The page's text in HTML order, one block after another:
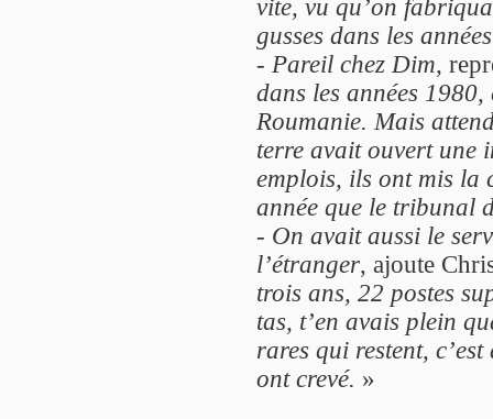
vite, vu qu’on
gusses dans les
- Pareil chez Dim,
dans les années
Roumanie. Mais
terre avait ouvert une
emplois, ils ont mis la
année que le tribunal
- On avait aussi le
l’étranger, ajoute
trois ans, 22 postes
tas, t’en avais plein
rares qui restent,
ont crevé. »